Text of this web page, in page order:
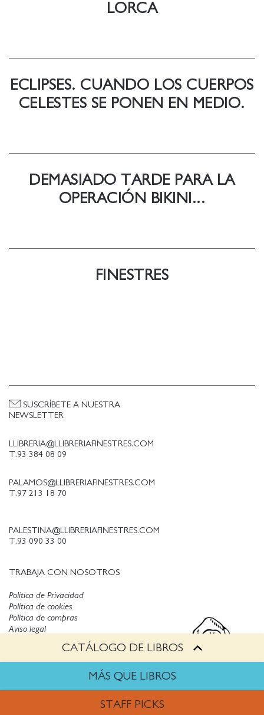
CATÁLOGO DE LIBROS
MÁS QUE LIBROS
STAFF PICKS
LORCA
ECLIPSES. CUANDO LOS CUERPOS
CELESTES SE PONEN EN MEDIO.
DEMASIADO TARDE PARA LA
OPERACIÓN BIKINI...
FINESTRES
LLIBRERIA@LLIBRERIAFINESTRES.COM
T.93 384 08 09
PALAMOS@LLIBRERIAFINESTRES.COM
T.97 213 18 70
PALESTINA@LLIBRERIAFINESTRES.COM
T.93 090 33 00
TRABAJA CON NOSOTROS
SUSCRÍBETE A NUESTRA
NEWSLETTER
Política de Privacidad
Política de cookies
Aviso legal
Política de compras